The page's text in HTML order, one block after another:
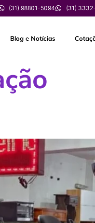
(31) 98801-5094 (31)
Blog e Notícias